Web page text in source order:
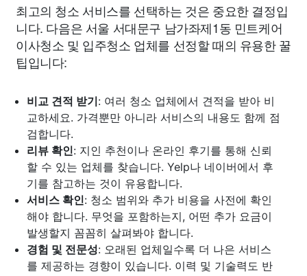
최고의 청소 서비스를 선택하는 것은 중요한 결정입
니다. 다음은 서울 서대문구 남가좌제1동 민트케어
이사청소 및 입주청소 업체를 선정할 때의 유용한 꿀
팁입니다:
비교 견적 받기: 여러 청소 업체에서 견적을 받아 비
교하세요. 가격뿐만 아니라 서비스의 내용도 함께 점
검합니다.
리뷰 확인: 지인 추천이나 온라인 후기를 통해 신뢰
할 수 있는 업체를 찾습니다. Yelp나 네이버에서 후
기를 참고하는 것이 유용합니다.
서비스 확인: 청소 범위와 추가 비용을 사전에 확인
해야 합니다. 무엇을 포함하는지, 어떤 추가 요금이
발생할지 꼼꼼히 살펴봐야 합니다.
경험 및 전문성: 오래된 업체일수록 더 나은 서비스
를 제공하는 경향이 있습니다. 이력 및 기술력도 반